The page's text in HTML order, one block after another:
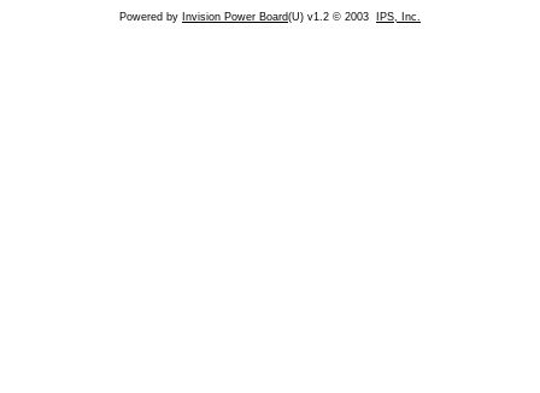
Powered by Invision Power Board(U) v1.2 © 2003 IPS, Inc.